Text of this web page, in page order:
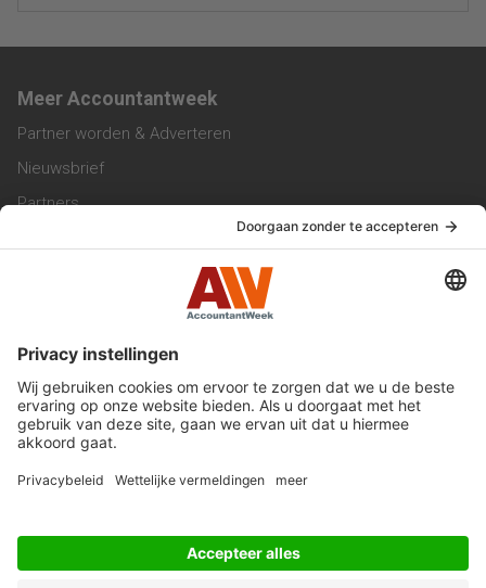
Meer Accountantweek
Partner worden & Adverteren
Nieuwsbrief
Partners
Werken bij ons
Privacy Statement
Algemene Voorwaarden
Privacyinstellingen